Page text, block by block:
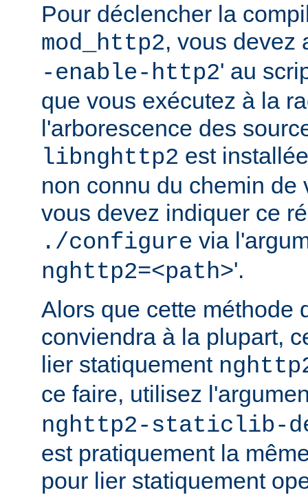
Pour déclencher la
mod_http2, vous devez
-enable-http2' au
que vous exécutez à la
l'arborescence des
libnghttp2 est
non connu du chemin de
vous devez indiquer ce
./configure via
nghttp2=<path>'.
Alors que cette méthode
conviendra à la plupart,
lier statiquement
ce faire, utilisez
nghttp2-staticlib-
est pratiquement la
pour lier statiquement